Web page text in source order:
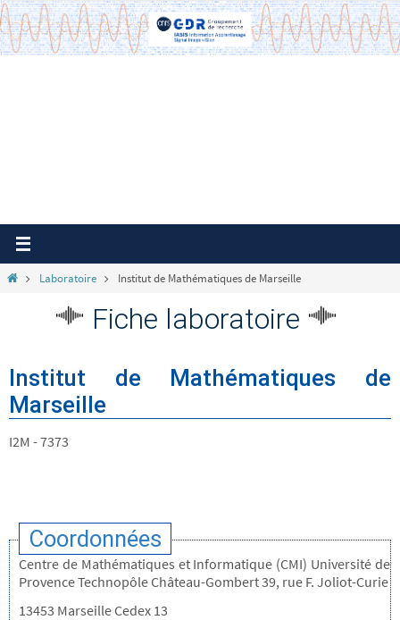
Passer
vers
le
HomeLaboratoire Institut de Mathématiques de Marseille
Fiche laboratoire
Institut de Mathématiques de
Marseille
I2M - 7373
Coordonnées
Centre de Mathématiques et Informatique (CMI) Université de
Provence Technopôle Château-Gombert 39, rue F. Joliot-Curie
13453 Marseille Cedex 13